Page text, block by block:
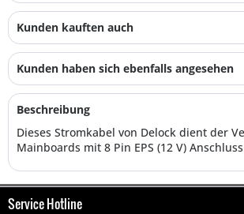
Kunden kauften auch
Kunden haben sich ebenfalls angesehen
Beschreibung
Dieses Stromkabel von Delock dient der
Mainboards mit 8 Pin EPS (12 V)
Service Hotline